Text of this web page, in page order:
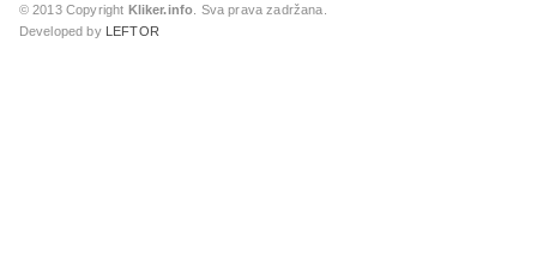
© 2013 Copyright Kliker.info . Sva prava zadržana.
Developed by LEFTOR